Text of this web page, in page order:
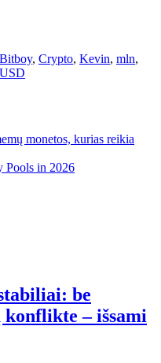
Bitboy, Crypto, Kevin, mln,
USD
monetos, kurias reikia
Pools in 2026
be
– išsami